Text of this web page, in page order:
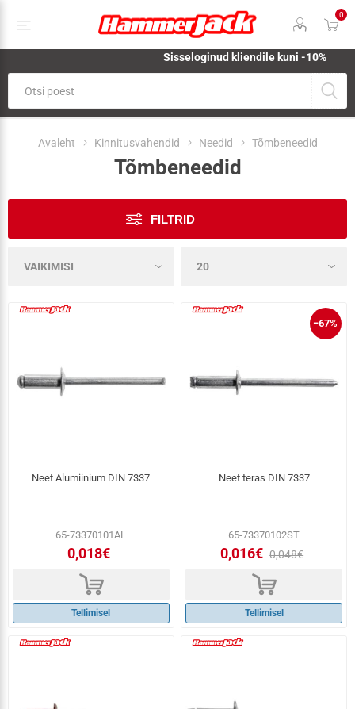
0
Sisseloginud kliendile kuni -10%
Avaleht Kinnitusvahendid Needid Tõmbeneedid
Tõmbeneedid
FILTRID
Neet Alumiinium DIN 7337
65-73370101AL
0,018€
d
Tellimisel
−67%
Neet teras DIN 7337
65-73370102ST
0,016€ 0,048€
d
Tellimisel